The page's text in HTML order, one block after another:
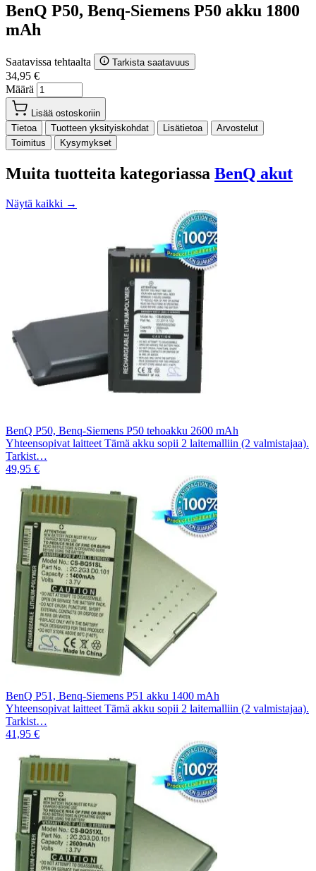
BenQ P50, Benq-Siemens P50 akku 1800
mAh
Saatavissa tehtaalta Tarkista saatavuus
34,95 €
Määrä
Lisää ostoskoriin
Tietoa
Tuotteen yksityiskohdat Lisätietoa
Arvostelut
Toimitus
Kysymykset
Muita tuotteita kategoriassa BenQ akut
Näytä kaikki →
BenQ P50, Benq-Siemens P50 tehoakku 2600 mAh
Yhteensopivat laitteet Tämä akku sopii 2 laitemalliin (2 valmistajaa).
Tarkist…
49,95 €
BenQ P51, Benq-Siemens P51 akku 1400 mAh
Yhteensopivat laitteet Tämä akku sopii 2 laitemalliin (2 valmistajaa).
Tarkist…
41,95 €